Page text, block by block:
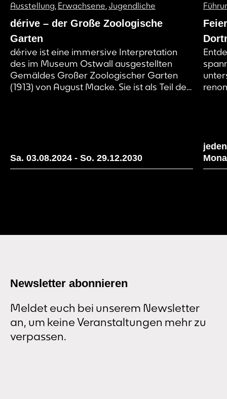
Ausstellung, Erwachsene, Jugendliche
dérive – der Große Zoologische
Garten
dérive ist eine immersive Interpretation
des im Museum Ostwall ausgestellten
Gemäldes Großer Zoologischer Garten
(1913) von August Macke. Sie ist als Teil des
diese mit Hilfe von euch als
Besucher*innen weiter.
Sa. 03.08.2024 - So. 29.12.2030
Newsletter abonnieren
Meldet euch bei unserem Newsletter
an, um keine Veranstaltungen mehr zu
verpassen.